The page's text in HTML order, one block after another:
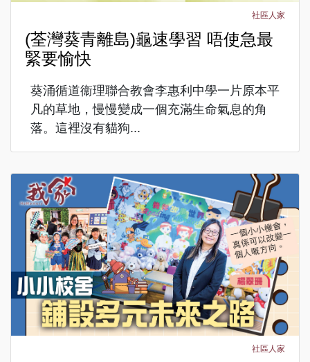
社區人家
(荃灣葵青離島)龜速學習 唔使急最
緊要愉快
葵涌循道衞理聯合教會李惠利中學一片原本平
凡的草地，慢慢變成一個充滿生命氣息的角
落。這裡沒有貓狗...
社區人家